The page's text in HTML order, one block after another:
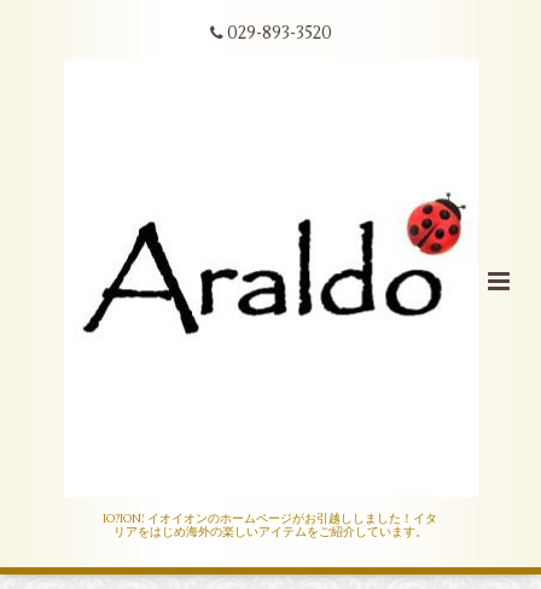
029-893-3520
IO?ION! イオイオンのホームページがお引越ししました！イタ
リアをはじめ海外の楽しいアイテムをご紹介しています。